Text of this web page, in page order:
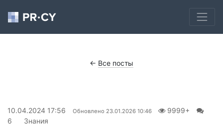
← Все посты
10.04.2024 17:56 Обновлено 23.01.2026 10:46
9999+
6
Знания